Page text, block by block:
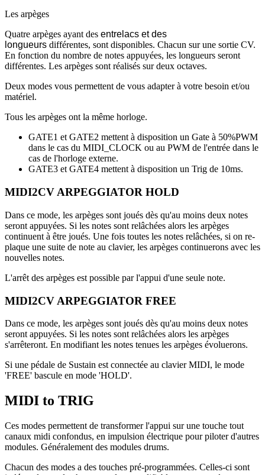
Les arpèges
Quatre arpèges ayant des entrelacs et des
longueurs différentes, sont disponibles. Chacun sur une sortie CV.
En fonction du nombre de notes appuyées, les longueurs seront
différentes. Les arpèges sont réalisés sur deux octaves.
Deux modes vous permettent de vous adapter à votre besoin et/ou
matériel.
Tous les arpèges ont la même horloge.
GATE1 et GATE2 mettent à disposition un Gate à 50%PWM
dans le cas du MIDI_CLOCK ou au PWM de l'entrée dans le
cas de l'horloge externe.
GATE3 et GATE4 mettent à disposition un Trig de 10ms.
MIDI2CV ARPEGGIATOR HOLD
Dans ce mode, les arpèges sont joués dès qu'au moins deux notes
seront appuyées. Si les notes sont relâchées alors les arpèges
continuent à être joués. Une fois toutes les notes relâchées, si on re-
plaque une suite de note au clavier, les arpèges continuerons avec les
nouvelles notes.
L'arrêt des arpèges est possible par l'appui d'une seule note.
MIDI2CV ARPEGGIATOR FREE
Dans ce mode, les arpèges sont joués dès qu'au moins deux notes
seront appuyées. Si les notes sont relâchées alors les arpèges
s'arrêteront. En modifiant les notes tenues les arpèges évoluerons.
Si une pédale de Sustain est connectée au clavier MIDI, le mode
'FREE' bascule en mode 'HOLD'.
MIDI to TRIG
Ces modes permettent de transformer l'appui sur une touche tout
canaux midi confondus, en impulsion électrique pour piloter d'autres
modules. Généralement des modules drums.
Chacun des modes a des touches pré-programmées. Celles-ci sont